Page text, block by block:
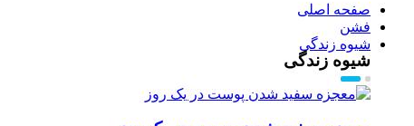
صفحه اصلی
فشن
شیوه زندگی
شیوه زندگی